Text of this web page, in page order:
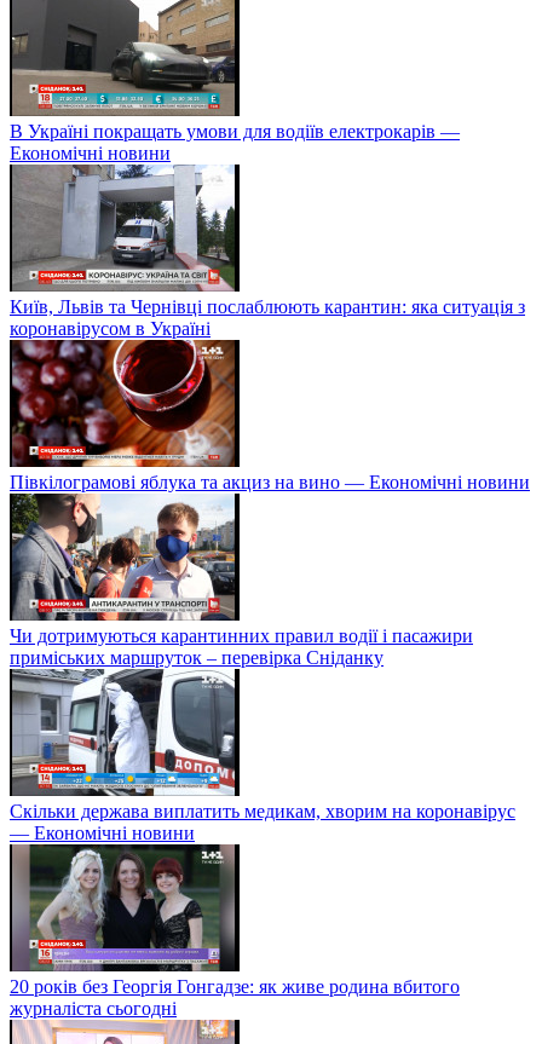
В Україні покращать умови для водіїв електрокарів —
Економічні новини
Київ, Львів та Чернівці послаблюють карантин: яка ситуація з
коронавірусом в Україні
Півкілограмові яблука та акциз на вино — Економічні новини
Чи дотримуються карантинних правил водії і пасажири
приміських маршруток – перевірка Сніданку
Скільки держава виплатить медикам, хворим на коронавірус
— Економічні новини
20 років без Георгія Гонгадзе: як живе родина вбитого
журналіста сьогодні